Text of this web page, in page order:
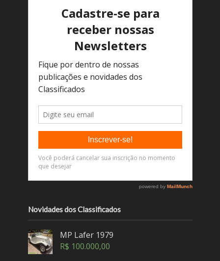
Novidades dos Classificados
MP Lafer 1979
R$ 100.000,00